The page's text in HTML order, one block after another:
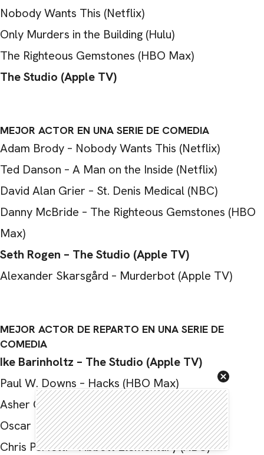
Nobody Wants This (Netflix)
Only Murders in the Building (Hulu)
The Righteous Gemstones (HBO Max)
The Studio (Apple TV)
MEJOR ACTOR EN UNA SERIE DE COMEDIA
Adam Brody – Nobody Wants This (Netflix)
Ted Danson – A Man on the Inside (Netflix)
David Alan Grier – St. Denis Medical (NBC)
Danny McBride – The Righteous Gemstones (HBO
Max)
Seth Rogen – The Studio (Apple TV)
Alexander Skarsgård – Murderbot (Apple TV)
MEJOR ACTOR DE REPARTO EN UNA SERIE DE
COMEDIA
Ike Barinholtz – The Studio (Apple TV)
Paul W. Downs – Hacks (HBO Max)
Asher Grodman – Ghosts (CBS)
Oscar Nuñez – The Paper (Peacock)
Chris Perfetti – Abbott Elementary (ABC)